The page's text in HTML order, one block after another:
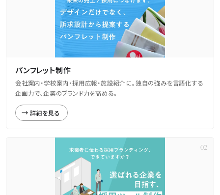
パンフレット制作
会社案内・学校案内・採用広報・施設紹介に。独自の強みを言語化する
企画力で、企業のブランド力を高める。
詳細を見る